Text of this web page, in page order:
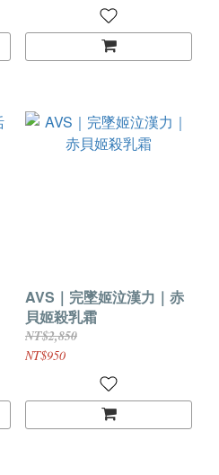
AVS｜完墜姬泣漢力｜赤
貝姬殺乳霜
NT$2,850
NT$950